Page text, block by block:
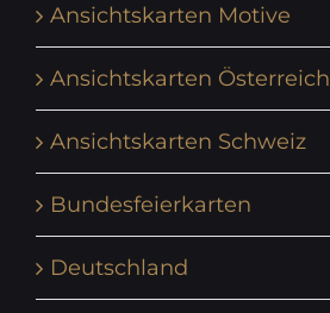
Ansichtskarten Motive
Ansichtskarten Österreich
Ansichtskarten Schweiz
Bundesfeierkarten
Deutschland